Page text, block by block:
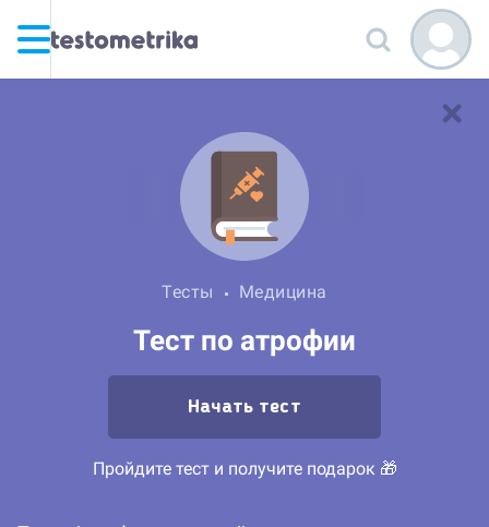
Тесты Медицина
Тест по атрофии
Начать тест
Пройдите тест и получите подарок 🎁